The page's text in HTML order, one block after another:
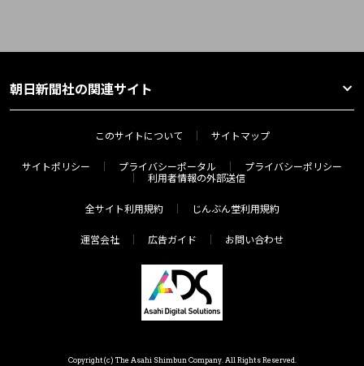
朝日新聞社の関連サイト
このサイトについて サイトマップ
サイトポリシー プライバシーポータル
プライバシーポリシー
利用者情報の外部送信
全サイト利用規約 じんぶん堂利用規約
運営会社 広告ガイド お問い合わせ
Copyright(c) The Asahi Shimbun Company. All Rights Reserved.